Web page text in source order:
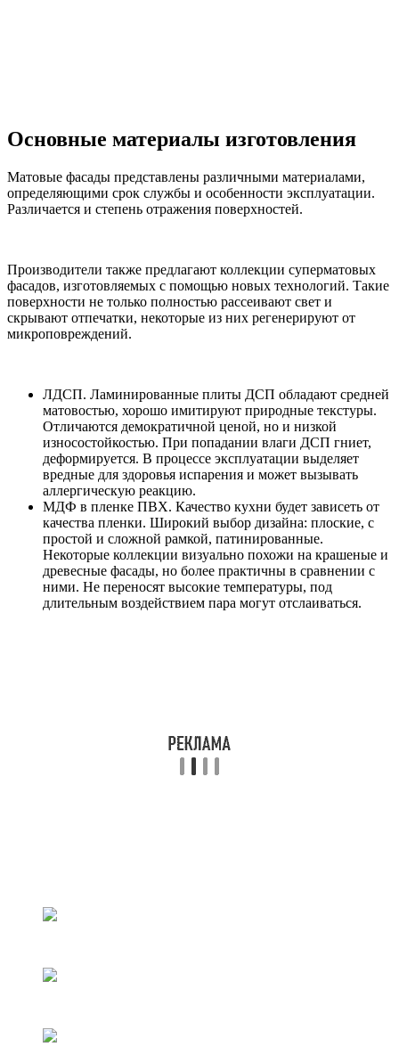
Основные материалы изготовления
Матовые фасады представлены различными материалами,
определяющими срок службы и особенности эксплуатации.
Различается и степень отражения поверхностей.
Производители также предлагают коллекции суперматовых
фасадов, изготовляемых с помощью новых технологий. Такие
поверхности не только полностью рассеивают свет и
скрывают отпечатки, некоторые из них регенерируют от
микроповреждений.
ЛДСП. Ламинированные плиты ДСП обладают средней
матовостью, хорошо имитируют природные текстуры.
Отличаются демократичной ценой, но и низкой
износостойкостью. При попадании влаги ДСП гниет,
деформируется. В процессе эксплуатации выделяет
вредные для здоровья испарения и может вызывать
аллергическую реакцию.
МДФ в пленке ПВХ. Качество кухни будет зависеть от
качества пленки. Широкий выбор дизайна: плоские, с
простой и сложной рамкой, патинированные.
Некоторые коллекции визуально похожи на крашеные и
древесные фасады, но более практичны в сравнении с
ними. Не переносят высокие температуры, под
длительным воздействием пара могут отслаиваться.